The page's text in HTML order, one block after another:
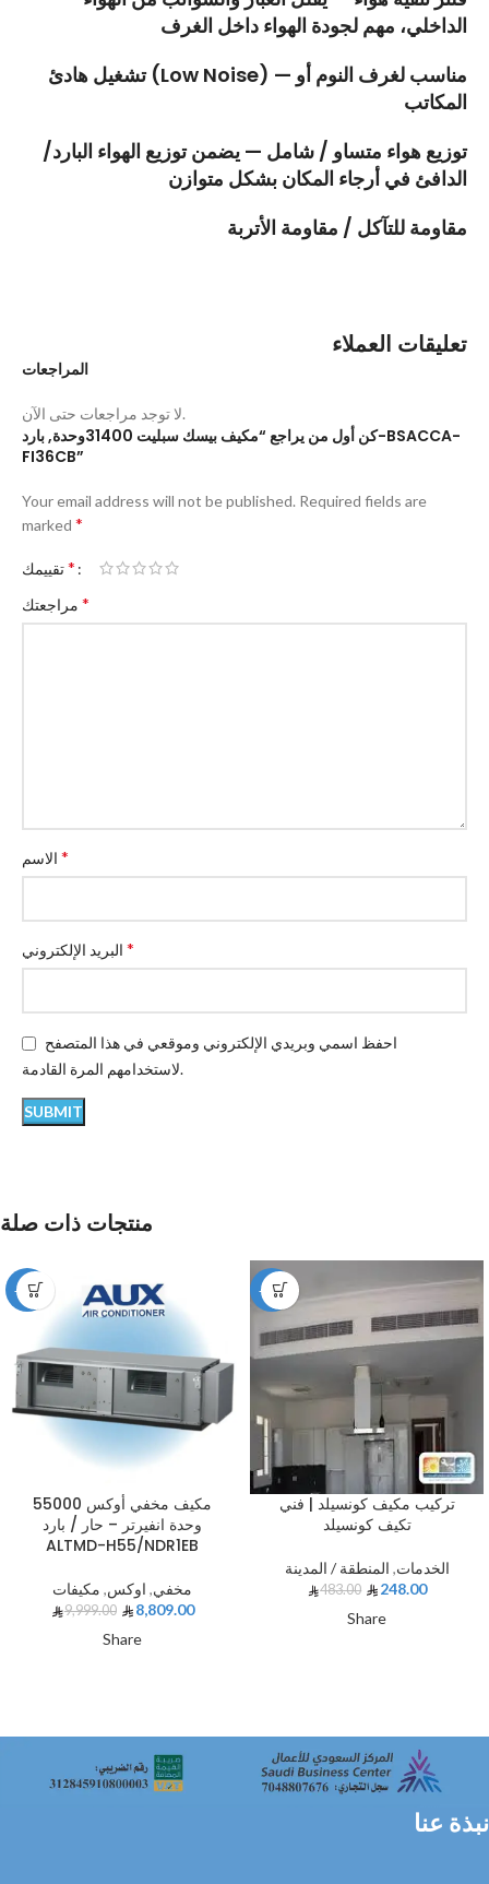
الداخلي، مهم لجودة الهواء داخل الغرف
تشغيل هادئ (Low Noise) — مناسب لغرف النوم أو
المكاتب
توزيع هواء متساو / شامل — يضمن توزيع الهواء البارد/
الدافئ في أرجاء المكان بشكل متوازن
مقاومة للتآكل / مقاومة الأتربة
تعليقات العملاء
المراجعات
لا توجد مراجعات حتى الآن.
كن أول من يراجع “مكيف بيسك سبليت 31400وحدة, بارد-BSACCA-
FI36CB”
Your email address will not be published. Required fields are
marked *
*
*
*
*
احفظ اسمي وبريدي الإلكتروني وموقعي في هذا المتصفح
لاستخدامهم المرة القادمة.
منتجات ذات صلة
-12%
مكيف مخفي أوكس 55000
وحدة انفيرتر – حار / بارد
ALTMD-H55/NDR1EB
مخفي, اوكس, مكيفات
9,999.00
8,809.00
Share
-49%
تركيب مكيف كونسيلد | فني
تكيف كونسيلد
الخدمات, المنطقة / المدينة
483.00
248.00
Share
نبذة عنا